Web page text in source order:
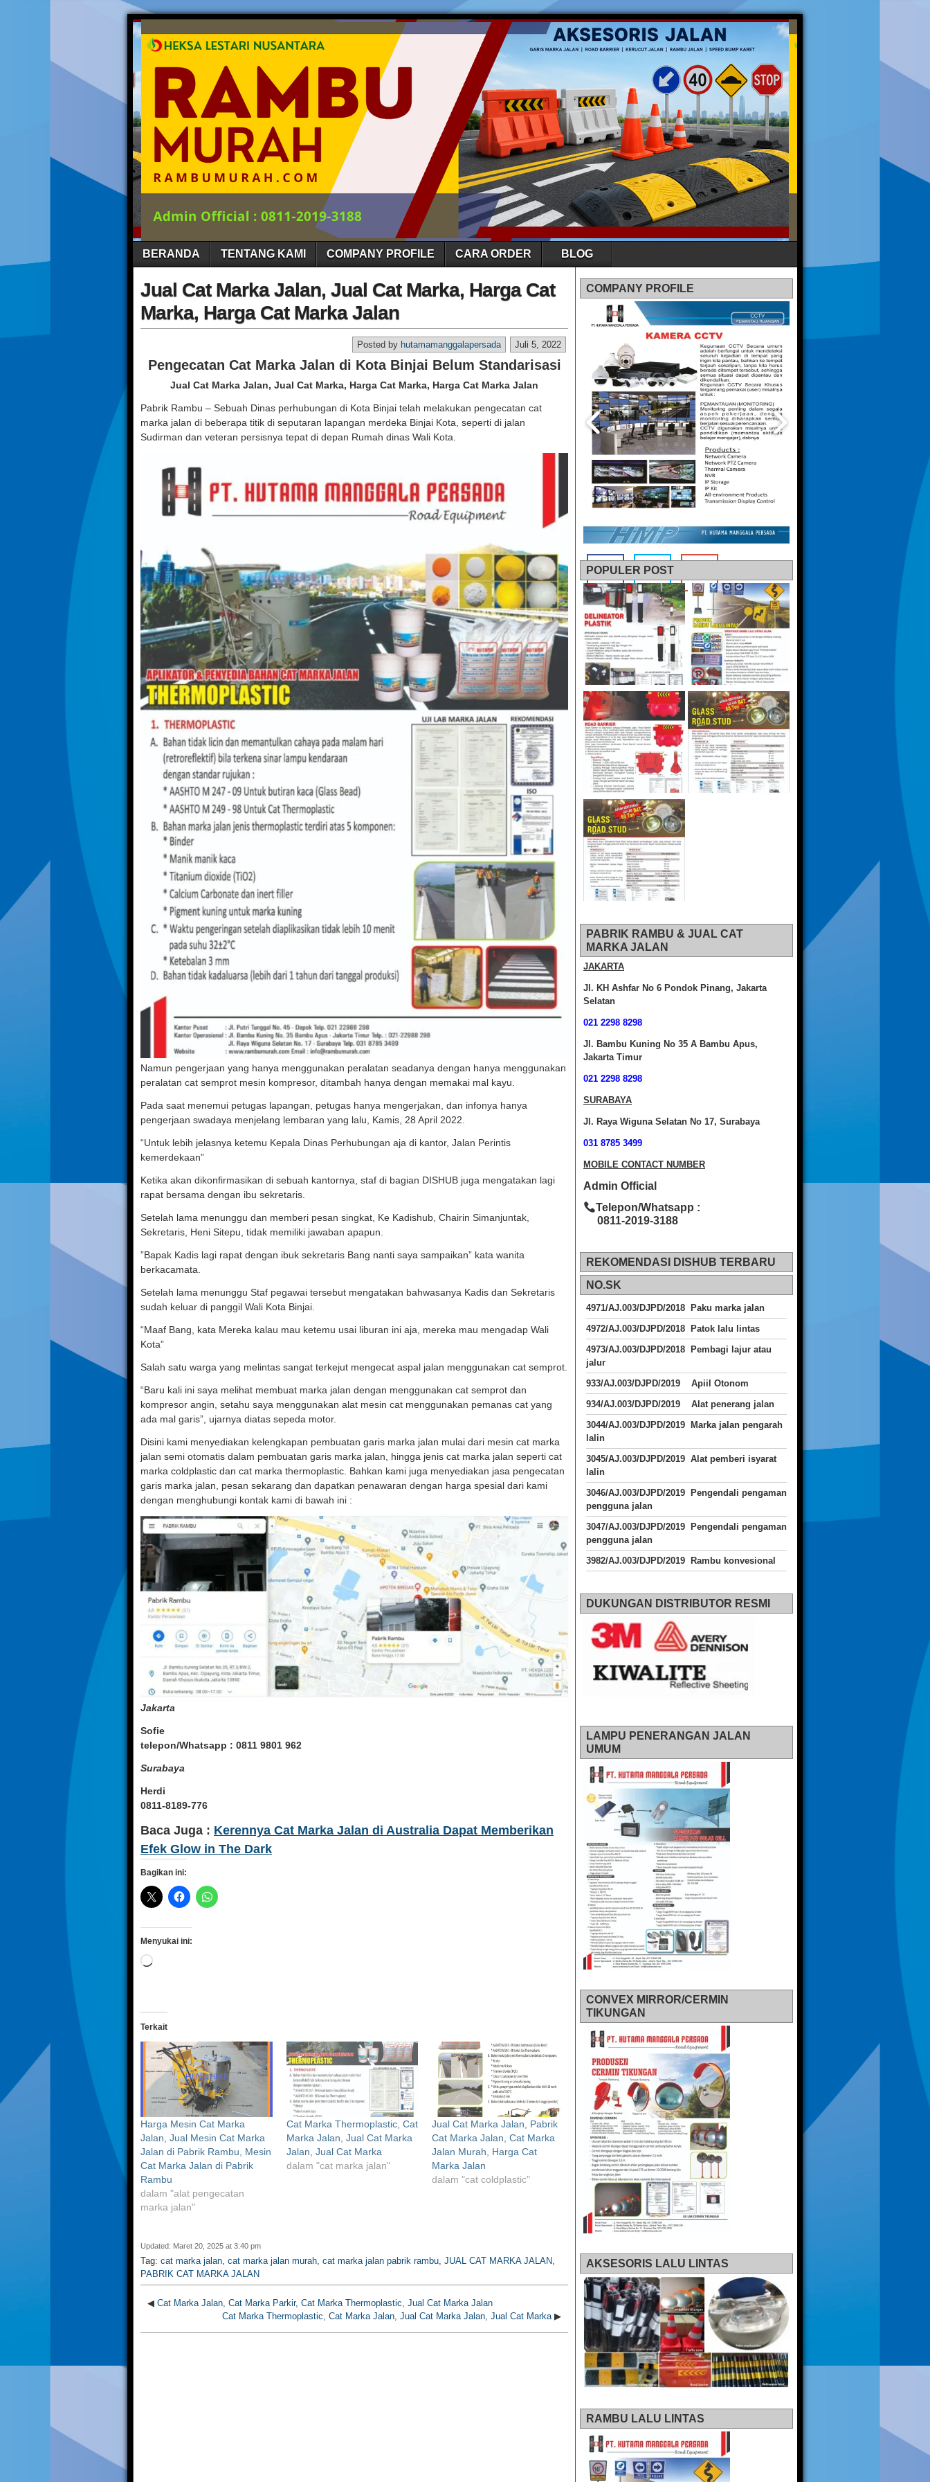
BERANDA TENTANG KAMI COMPANY PROFILE CARA ORDER BLOG
Jual Cat Marka Jalan, Jual Cat Marka, Harga Cat
Marka, Harga Cat Marka Jalan
Juli 5, 2022
Posted by hutamamanggalapersada
Pengecatan Cat Marka Jalan di Kota Binjai Belum Standarisasi
Jual Cat Marka Jalan, Jual Cat Marka, Harga Cat Marka, Harga Cat Marka Jalan
Pabrik Rambu – Sebuah Dinas perhubungan di Kota Binjai telah melakukan pengecatan cat
marka jalan di beberapa titik di seputaran lapangan merdeka Binjai Kota, seperti di jalan
Sudirman dan veteran persisnya tepat di depan Rumah dinas Wali Kota.
Namun pengerjaan yang hanya menggunakan peralatan seadanya dengan hanya menggunakan
peralatan cat semprot mesin kompresor, ditambah hanya dengan memakai mal kayu.
Pada saat menemui petugas lapangan, petugas hanya mengerjakan, dan infonya hanya
pengerjaan swadaya menjelang lembaran yang lalu, Kamis, 28 April 2022.
“Untuk lebih jelasnya ketemu Kepala Dinas Perhubungan aja di kantor, Jalan Perintis
kemerdekaan”
Ketika akan dikonfirmasikan di sebuah kantornya, staf di bagian DISHUB juga mengatakan lagi
rapat bersama dengan ibu sekretaris.
Setelah lama menunggu dan memberi pesan singkat, Ke Kadishub, Chairin Simanjuntak,
Sekretaris, Heni Sitepu, tidak memiliki jawaban apapun.
”Bapak Kadis lagi rapat dengan ibuk sekretaris Bang nanti saya sampaikan” kata wanita
berkacamata.
Setelah lama menunggu Staf pegawai tersebut mengatakan bahwasanya Kadis dan Sekretaris
sudah keluar di panggil Wali Kota Binjai.
“Maaf Bang, kata Mereka kalau mau ketemu usai liburan ini aja, mereka mau mengadap Wali
Kota”
Salah satu warga yang melintas sangat terkejut mengecat aspal jalan menggunakan cat semprot.
“Baru kali ini saya melihat membuat marka jalan dengan menggunakan cat semprot dan
kompresor angin, setahu saya menggunakan alat mesin cat menggunakan pemanas cat yang
ada mal garis”, ujarnya diatas sepeda motor.
Disini kami menyediakan kelengkapan pembuatan garis marka jalan mulai dari mesin cat marka
jalan semi otomatis dalam pembuatan garis marka jalan, hingga jenis cat marka jalan seperti cat
marka coldplastic dan cat marka thermoplastic. Bahkan kami juga menyediakan jasa pengecatan
garis marka jalan, pesan sekarang dan dapatkan penawaran dengan harga spesial dari kami
dengan menghubungi kontak kami di bawah ini :
Jakarta
Sofie
telepon/Whatsapp : 0811 9801 962
Surabaya
Herdi
0811-8189-776
Baca Juga : Kerennya Cat Marka Jalan di Australia Dapat Memberikan
Efek Glow in The Dark
Bagikan ini:
Menyukai ini:
Memuat...
Terkait
Harga Mesin Cat Marka
Jalan, Jual Mesin Cat Marka
Jalan di Pabrik Rambu, Mesin
Cat Marka Jalan di Pabrik
Rambu
dalam "alat pengecatan
marka jalan"
Cat Marka Thermoplastic, Cat
Marka Jalan, Jual Cat Marka
Jalan, Jual Cat Marka
dalam "cat marka jalan"
Jual Cat Marka Jalan, Pabrik
Cat Marka Jalan, Cat Marka
Jalan Murah, Harga Cat
Marka Jalan
dalam "cat coldplastic"
Updated: Maret 20, 2025 at 3:40 pm
Tag: cat marka jalan cat marka jalan murah cat marka jalan pabrik rambu JUAL CAT MARKA JALAN
PABRIK CAT MARKA JALAN
◀ Cat Marka Jalan, Cat Marka Parkir, Cat Marka Thermoplastic, Jual Cat Marka Jalan
Cat Marka Thermoplastic, Cat Marka Jalan, Jual Cat Marka Jalan, Jual Cat Marka ▶
COMPANY PROFILE
POPULER POST
PABRIK RAMBU & JUAL CAT
MARKA JALAN
JAKARTA
Jl. KH Ashfar No 6 Pondok Pinang, Jakarta
Selatan
021 2298 8298
Jl. Bambu Kuning No 35 A Bambu Apus,
Jakarta Timur
021 2298 8298
SURABAYA
Jl. Raya Wiguna Selatan No 17, Surabaya
031 8785 3499
MOBILE CONTACT NUMBER
Admin Official
Telepon/Whatsapp :
0811-2019-3188
REKOMENDASI DISHUB TERBARU
NO.SK
4971/AJ.003/DJPD/2018 Paku marka jalan
4972/AJ.003/DJPD/2018 Patok lalu lintas
4973/AJ.003/DJPD/2018
Pembagi lajur atau
jalur
933/AJ.003/DJPD/2019 Apiil Otonom
934/AJ.003/DJPD/2019 Alat penerang jalan
3044/AJ.003/DJPD/2019 Marka jalan pengarah
lalin
3045/AJ.003/DJPD/2019 Alat pemberi isyarat
lalin
3046/AJ.003/DJPD/2019 Pengendali pengaman
pengguna jalan
3047/AJ.003/DJPD/2019 Pengendali pengaman
pengguna jalan
3982/AJ.003/DJPD/2019 Rambu konvesional
DUKUNGAN DISTRIBUTOR RESMI
LAMPU PENERANGAN JALAN
UMUM
CONVEX MIRROR/CERMIN
TIKUNGAN
AKSESORIS LALU LINTAS
RAMBU LALU LINTAS